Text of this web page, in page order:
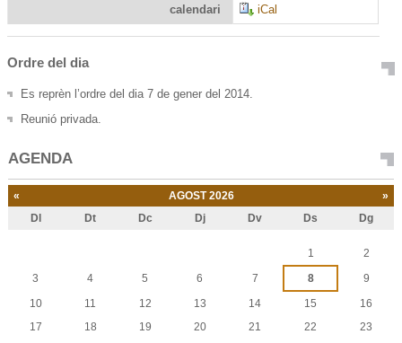
calendari
iCal
Ordre del dia
Es reprèn l’ordre del dia 7 de gener del 2014.
Reunió privada.
AGENDA
« AGOST 2026 »
Dl Dt Dc Dj Dv Ds Dg
1
2
3
4 5 6 7 8
9
10
11 12 13 14 15
16
17
18 19 20 21 22
23